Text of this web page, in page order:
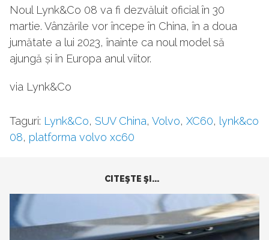
Noul Lynk&Co 08 va fi dezvăluit oficial în 30
martie. Vânzările vor începe în China, în a doua
jumătate a lui 2023, înainte ca noul model să
ajungă și în Europa anul viitor.
via Lynk&Co
Taguri: Lynk&Co, SUV China, Volvo, XC60, lynk&co
08, platforma volvo xc60
CITEŞTE ŞI...